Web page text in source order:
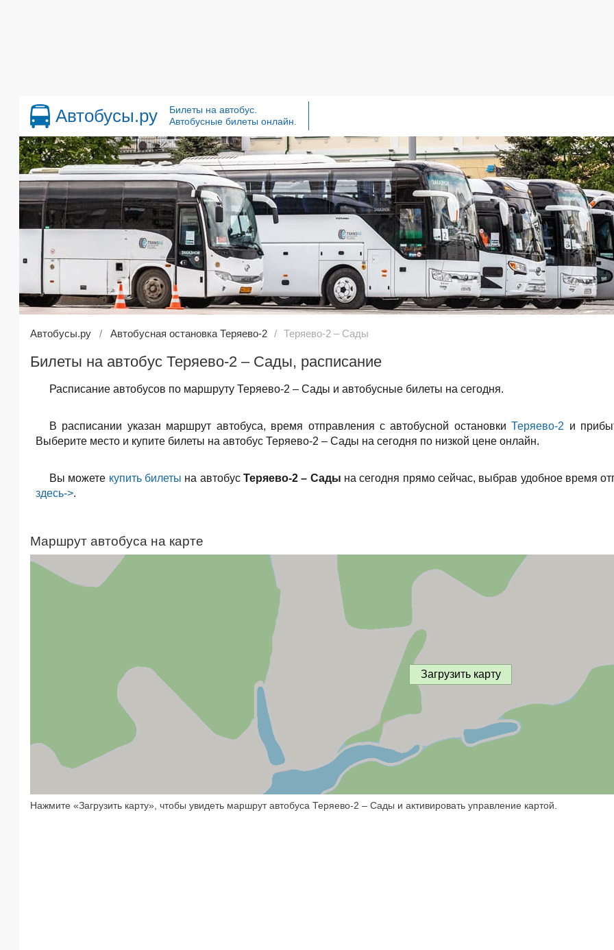
Автобусы.ру
Билеты на автобус.
Автобусные билеты онлайн.
Автобусы.ру Автобусная остановка Теряево-2 Теряево-2 – Сады
Билеты на автобус Теряево-2 – Сады, расписание
Расписание автобусов по маршруту Теряево-2 – Сады и автобусные билеты на сегодня.
В расписании указан маршрут автобуса, время отправления с автобусной остановкиТеряево-2 и
Выберите место и купите билеты на автобус Теряево-2 – Сады на сегодня по низкой цене онлайн.
Вы можете купить билеты на автобусТеряево-2 – Сады на сегодня прямо сейчас, выбрав удобное время
здесь->.
Маршрут автобуса на карте
Загрузить карту
Нажмите «Загрузить карту», чтобы увидеть маршрут автобуса Теряево-2 – Сады и активировать управление картой.